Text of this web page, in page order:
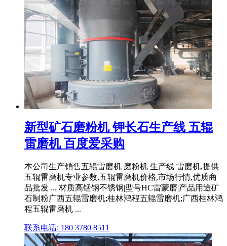
新型矿石磨粉机 钾长石生产线 五辊
雷磨机 百度爱采购
本公司生产销售五辊雷磨机 磨粉机 生产线 雷磨机,提供
五辊雷磨机专业参数,五辊雷磨机价格,市场行情,优质商
品批发 ... 材质高锰钢不锈钢|型号HC雷蒙磨|产品用途矿
石制粉广西五辊雷磨机;桂林鸿程五辊雷磨机;广西桂林鸿
程五辊雷磨机 ...
联系电话: 180 3780 8511